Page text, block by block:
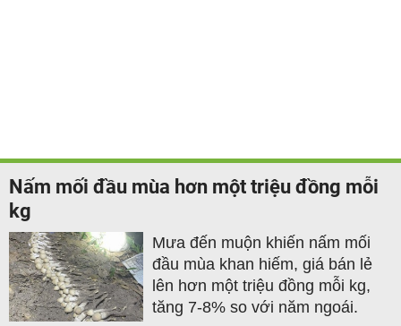
Nấm mối đầu mùa hơn một triệu đồng mỗi
kg
Mưa đến muộn khiến nấm mối
đầu mùa khan hiếm, giá bán lẻ
lên hơn một triệu đồng mỗi kg,
tăng 7-8% so với năm ngoái.